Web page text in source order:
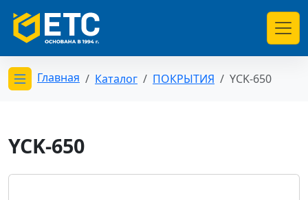
Открыть меню категорий
Главная Каталог ПОКРЫТИЯ YCK-650
YCK-650